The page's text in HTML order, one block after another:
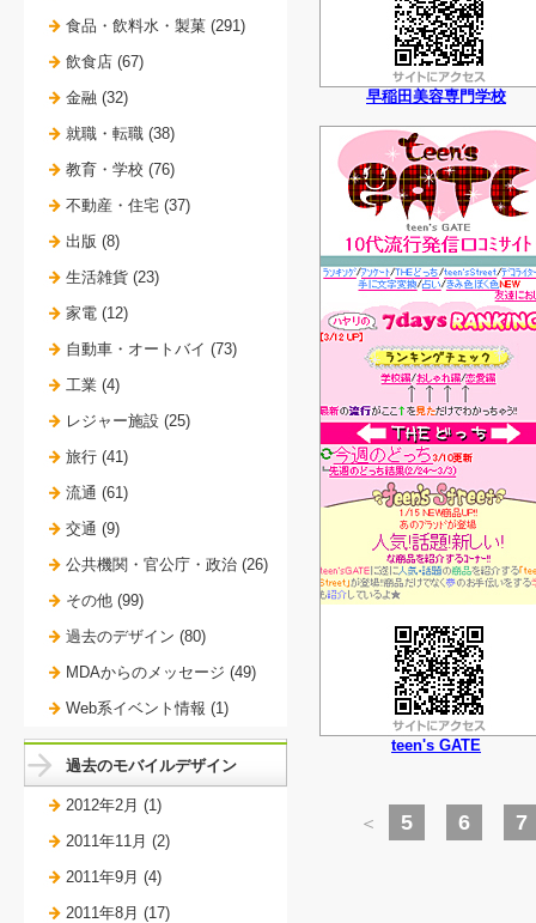
早稲田美容専門学校
teen's GATE
＜ 5 6 7
食品・飲料水・製菓 (291)
飲食店 (67)
金融 (32)
就職・転職 (38)
教育・学校 (76)
不動産・住宅 (37)
出版 (8)
生活雑貨 (23)
家電 (12)
自動車・オートバイ (73)
工業 (4)
レジャー施設 (25)
旅行 (41)
流通 (61)
交通 (9)
公共機関・官公庁・政治 (26)
その他 (99)
過去のデザイン (80)
MDAからのメッセージ (49)
Web系イベント情報 (1)
過去のモバイルデザイン
2012年2月 (1)
2011年11月 (2)
2011年9月 (4)
2011年8月 (17)